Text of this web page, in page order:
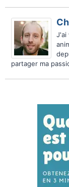
J'ai
partager ma